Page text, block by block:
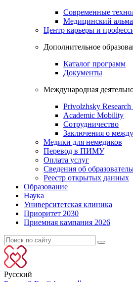
Современные
Медицинский
Центр карьеры и
Дополнительное
Каталог программ
Документы
Международная
Privolzhsky
Academic Mobility
Сотрудничество
Заключения о
Медики для немедиков
Перевод в ПИМУ
Оплата услуг
Сведения об
Реестр открытых данных
Образование
Наука
Университетская клиника
Приоритет 2030
Приемная кампания 2026
Русский